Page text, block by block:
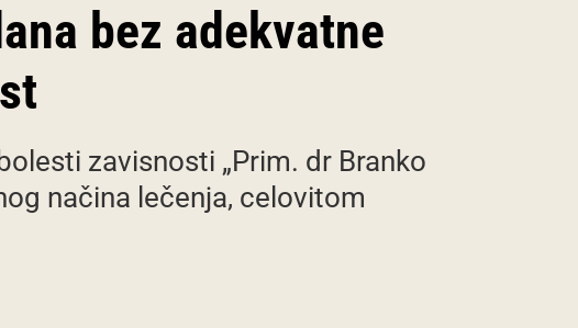
bez adekvatne
zavisnosti „Prim. dr Branko
načina lečenja, celovitom